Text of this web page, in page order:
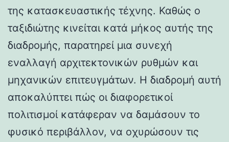
της κατασκευαστικής τέχνης. Καθώς ο
ταξιδιώτης κινείται κατά μήκος αυτής της
διαδρομής, παρατηρεί μια συνεχή
εναλλαγή αρχιτεκτονικών ρυθμών και
μηχανικών επιτευγμάτων. Η διαδρομή αυτή
αποκαλύπτει πώς οι διαφορετικοί
πολιτισμοί κατάφεραν να δαμάσουν το
φυσικό περιβάλλον, να οχυρώσουν τις